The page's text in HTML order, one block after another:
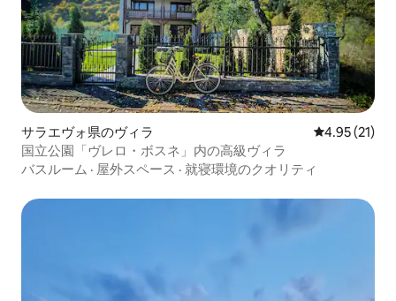
サラエヴォ県のヴィラ レビュー21
4.95 (21)
国立公園「ヴレロ・ボスネ」内の高級ヴィラ
バスルーム · 屋外スペース · 就寝環境のクオリティ